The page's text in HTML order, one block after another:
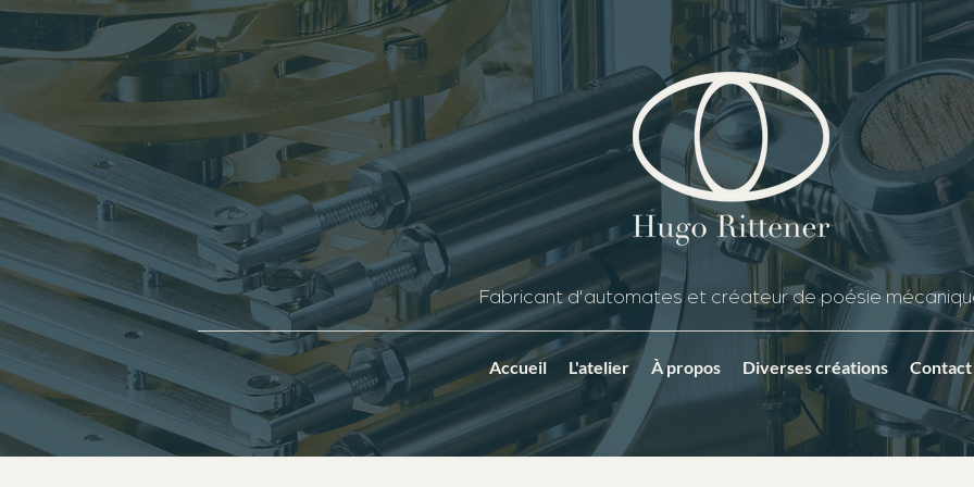
Fabricant d'automates et créateur de poésie
Accueil L'atelier À propos Diverses créations Contact